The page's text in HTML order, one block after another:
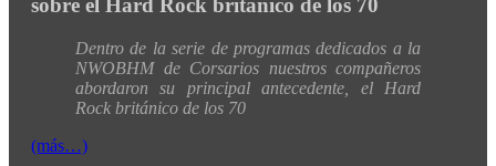
sobre el Hard Rock británico de los 70
Dentro de la serie de programas dedicados a la
NWOBHM de Corsarios nuestros compañeros
abordaron su principal antecedente, el Hard
Rock británico de los 70
(más…)